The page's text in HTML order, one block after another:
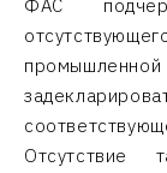
ФАС
Отсутствие